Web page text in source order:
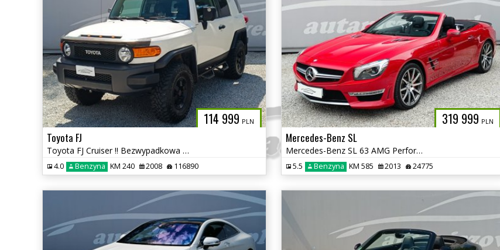
114 999 PLN
Toyota FJ
Toyota FJ Cruiser !! Bezwypadkowa !! autaniszowe.pl
4.0 Benzyna KM 240 2008 116890
319 999 PLN
Mercedes-Benz SL
Mercedes-Benz SL 63 AMG Performance !! Japonia !! autaniszowe.pl
5.5 Benzyna KM 585 2013 24775